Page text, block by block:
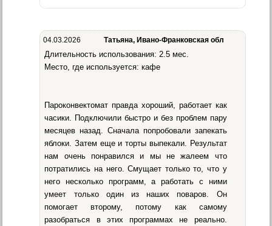
04.03.2026 Татьяна, Ивано-Франковская обл
Длительность использования: 2.5 мес.
Место, где используется: кафе
Пароконвектомат правда хороший, работает как
часики. Подключили быстро и без проблем пару
месяцев назад. Сначала попробовали запекать
яблоки. Затем еще и торты выпекали. Результат
нам очень понравился и мы не жалеем что
потратились на него. Смущает только то, что у
него несколько программ, а работать с ними
умеет только один из наших поваров. Он
помогает второму, потому как самому
разобраться в этих программах не реально.